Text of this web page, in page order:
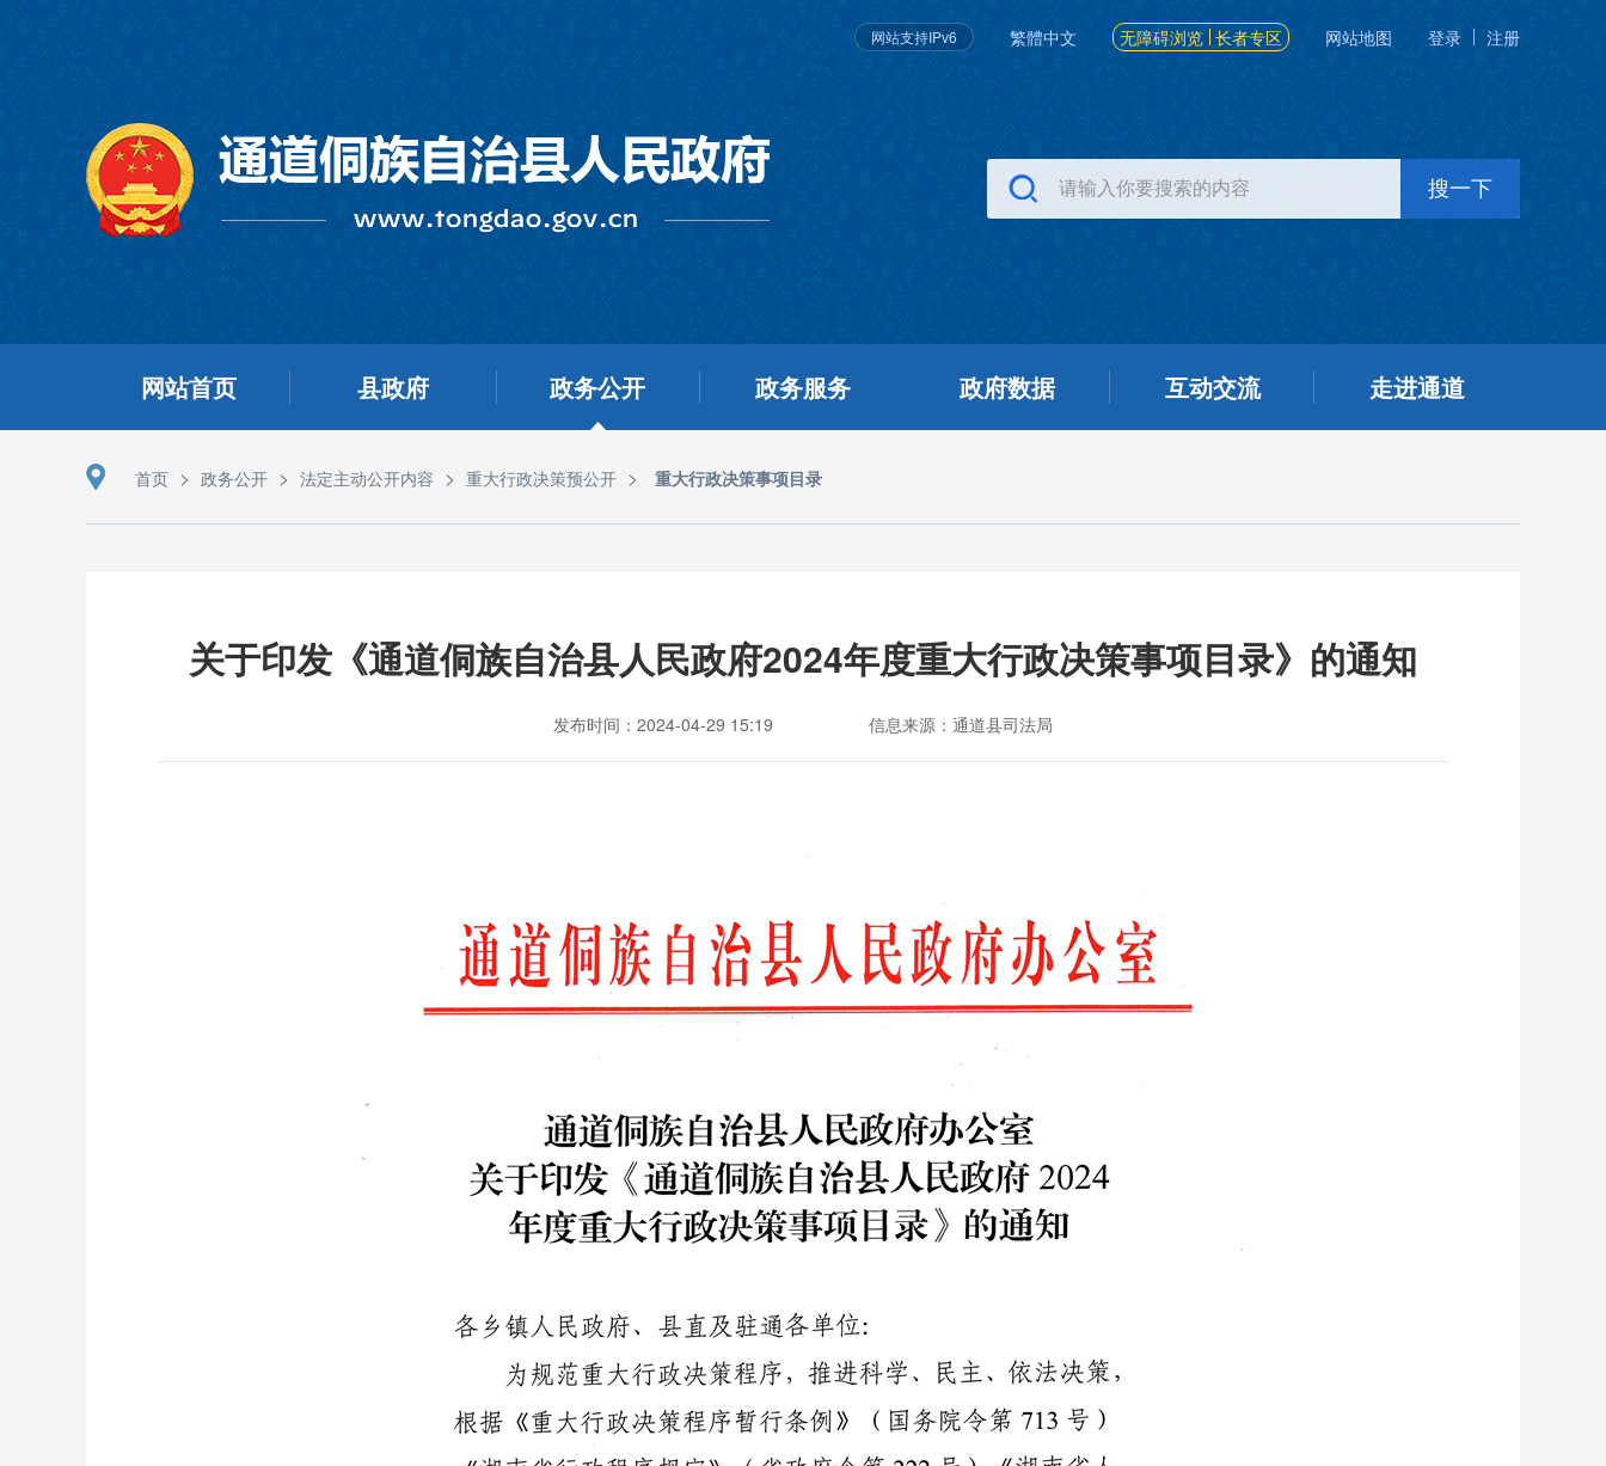
网站支持IPv6 繁體中文 无障碍浏览 长者专区 网站地图 登录 注册
网站首页 县政府 政务公开 政务服务 政府数据 互动交流 走进通道
首页 > 政务公开 > 法定主动公开内容 > 重大行政决策预公开 > 重大行政决策事项目录
关于印发《通道侗族自治县人民政府2024年度重大行政决策事项目录》的通知
发布时间：2024-04-29 15:19 信息来源：通道县司法局